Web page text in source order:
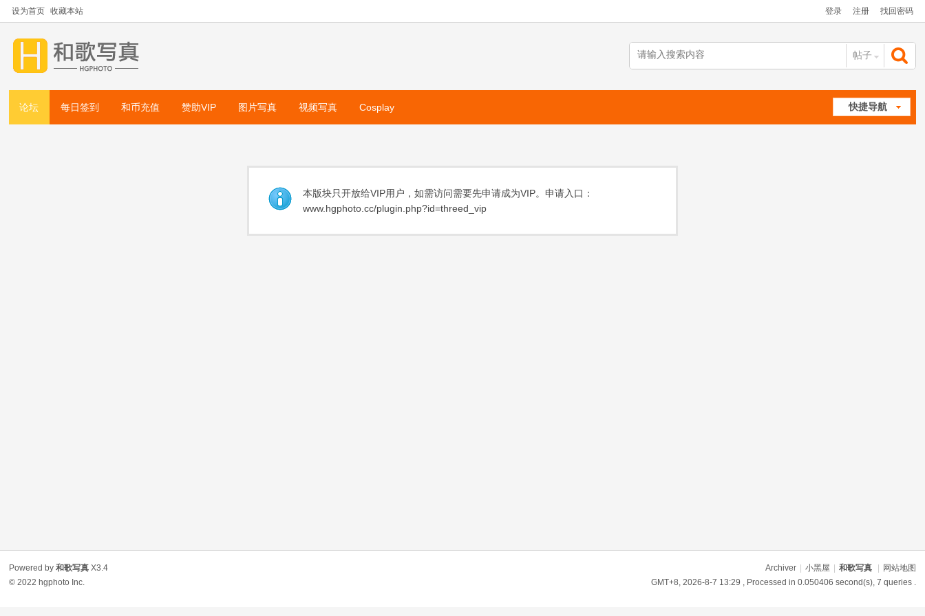
设为首页 收藏本站 登录 注册 找回密码
帖子
快捷导航
论坛 每日签到 和币充值 赞助VIP 图片写真 视频写真 Cosplay
本版块只开放给VIP用户，如需访问需要先申请成为VIP。申请入口：
www.hgphoto.cc/plugin.php?id=threed_vip
Archiver 小黑屋 和歌写真
网站地图
GMT+8, 2026-8-7 13:29 , Processed in 0.050406 second(s), 7 queries .
Powered by和歌写真 X3.4
© 2022 hgphoto Inc.